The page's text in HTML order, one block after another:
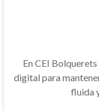
En CEI
digital para
fluida